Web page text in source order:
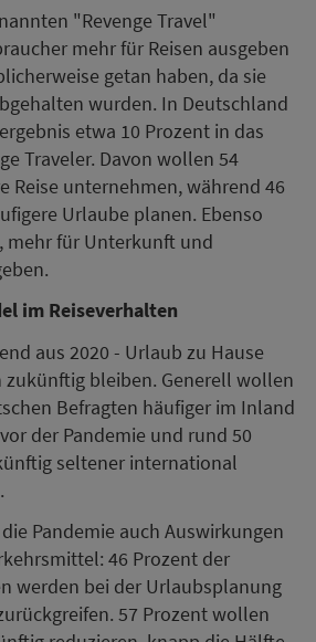
"Revenge Travel"
mehr für Reisen ausgeben
getan haben, da sie
wurden. In Deutschland
etwa 10 Prozent in das
Traveler. Davon wollen 54
Reise unternehmen, während 46
Urlaube planen. Ebenso
mehr für Unterkunft und
im Reiseverhalten
aus 2020 - Urlaub zu Hause
zukünftig bleiben. Generell wollen
Befragten häufiger im Inland
der Pandemie und rund 50
seltener international
Pandemie auch Auswirkungen
46 Prozent der
werden bei der Urlaubsplanung
57 Prozent wollen